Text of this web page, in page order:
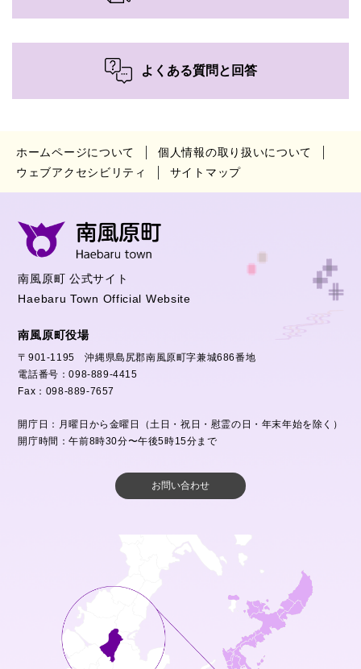
よくある質問と回答
ホームページについて
個人情報の取り扱いについて
ウェブアクセシビリティ
サイトマップ
南風原町 公式サイト
Haebaru Town Official Website
南風原町役場
〒901-1195 沖縄県島尻郡南風原町字兼城686番地
電話番号：098-889-4415
Fax：098-889-7657
開庁日：月曜日から金曜日（土日・祝日・慰霊の日・年末年始を除く）
開庁時間：午前8時30分〜午後5時15分まで
お問い合わせ